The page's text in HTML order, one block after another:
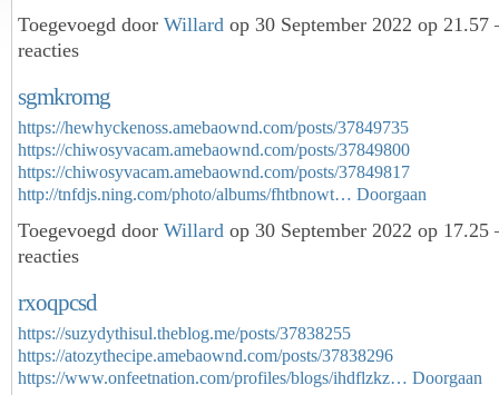
Toegevoegd door Willard op 30 September 2022 op
reacties
sgmkromg
https://hewhyckenoss.amebaownd.com/posts/37849735
https://chiwosyvacam.amebaownd.com/posts/37849800
https://chiwosyvacam.amebaownd.com/posts/37849817
http://tnfdjs.ning.com/photo/albums/fhtbnowt… Doorgaan
Toegevoegd door Willard op 30 September 2022 op
reacties
rxoqpcsd
https://suzydythisul.theblog.me/posts/37838255
https://atozythecipe.amebaownd.com/posts/37838296
https://www.onfeetnation.com/profiles/blogs/ihdflzkz… Doorgaan